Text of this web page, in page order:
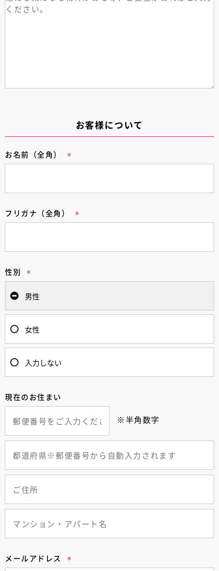
お客様について
お名前（全角）
フリガナ（全角）
性別
男性
女性
入力しない
現在のお住まい
※半角数字
メールアドレス